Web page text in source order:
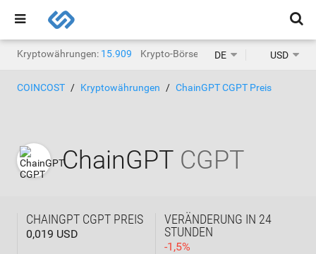
Kryptowährungen: 15.909 Krypto-Börsen: 1.471
DE USD
COINCOST Kryptowährungen ChainGPT CGPT Preis
ChainGPT CGPT
CHAINGPT CGPT PREIS
0,019 USD
VERÄNDERUNG IN 24
STUNDEN
-1,5%